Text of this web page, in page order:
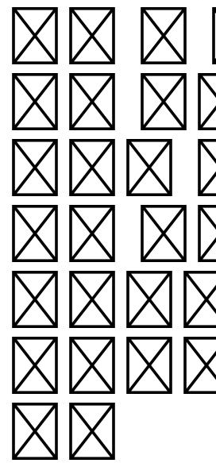
람쥐 헌
퀴에 타
파》의
으로 제
십자말
2026
한글